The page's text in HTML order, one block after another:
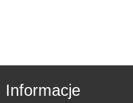
Informacje